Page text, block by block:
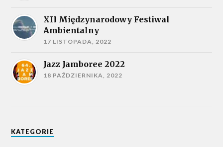
XII Międzynarodowy Festiwal
Ambientalny
17 LISTOPADA, 2022
Jazz Jamboree 2022
18 PAŹDZIERNIKA, 2022
KATEGORIE